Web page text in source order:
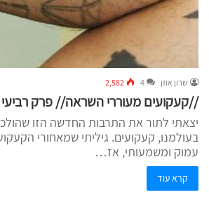
שרון אוזן 4
2,582
//קעקועים מעוררי השראה// פרק
יצאתי לתור את התרבות החדשה הזו
בעולמנו, קעקועים. גיליתי שמאחורי
עמוק ומשמעותי, אז…
קרא עוד